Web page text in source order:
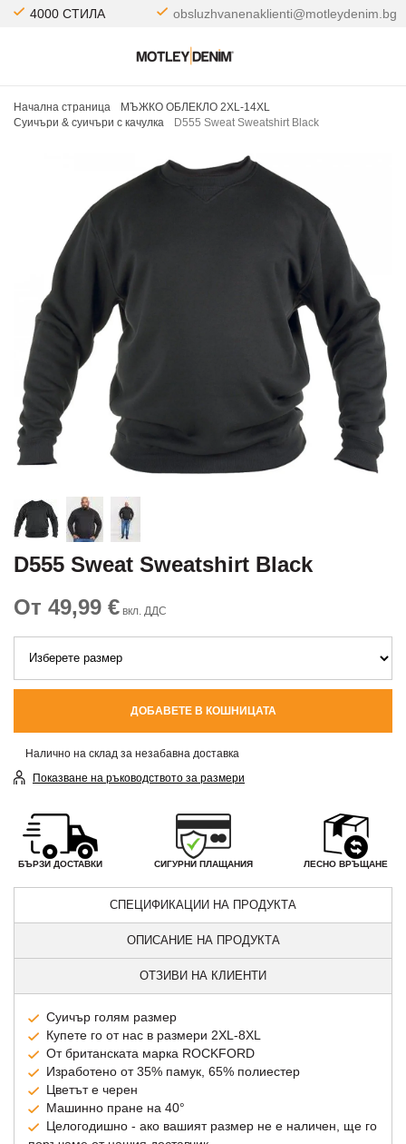
4000 СТИЛА obsluzhvanenaklienti@motleydenim.bg
Начална страница
МЪЖКО ОБЛЕКЛО 2XL-14XL
Суичъри & cуичъри с качулка
D555 Sweat Sweatshirt Black
D555 Sweat Sweatshirt Black
От 49,99 € вкл. ДДС
ДОБАВЕТЕ В КОШНИЦАТА
Налично на склад за незабавна доставка
Показване на ръководството за размери
БЪРЗИ ДОСТАВКИ СИГУРНИ ПЛАЩАНИЯ ЛЕСНО ВРЪЩАНЕ
СПЕЦИФИКАЦИИ НА ПРОДУКТА
ОПИСАНИЕ НА ПРОДУКТА
ОТЗИВИ НА КЛИЕНТИ
Суичър голям размер
Купете го от нас в размери 2XL-8XL
От британската марка ROCKFORD
Изработено от 35% памук, 65% полиестер
Цветът е черен
Машинно пране на 40°
Целогодишно - ако вашият размер не е наличен, ще го